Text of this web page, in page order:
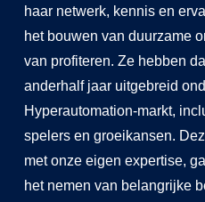
haar netwerk, kennis en
het bouwen van duurzame
van profiteren. Ze hebben
anderhalf jaar uitgebreid
Hyperautomation-markt,
spelers en groeikansen.
met onze eigen expertise,
het nemen van belangrijke